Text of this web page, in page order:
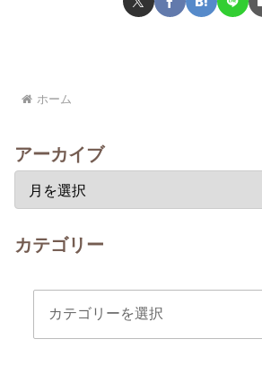
ホーム
アーカイブ
カテゴリー